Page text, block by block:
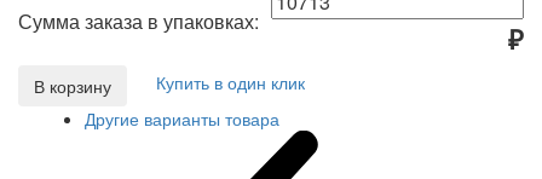
Сумма заказа в упаковках: ₽
В корзину
Купить в один клик
Другие варианты товара